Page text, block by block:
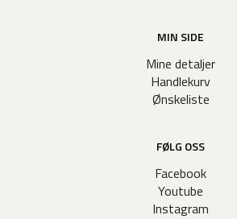
MIN SIDE
Mine detaljer
Handlekurv
Ønskeliste
FØLG OSS
Facebook
Youtube
Instagram